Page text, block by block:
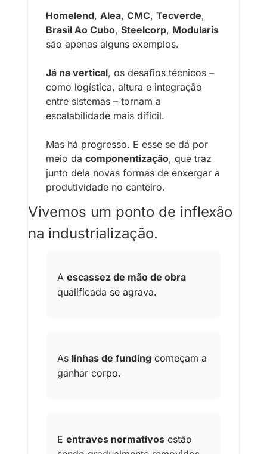
Homelend, Alea, CMC, Tecverde
Brasil Ao Cubo, Steelcorp, Modularis
são apenas alguns exemplos.
Já na vertical, os desafios técnicos –
como logística, altura e integração
entre sistemas – tornam a
escalabilidade mais difícil.
Mas há progresso. E esse se dá por
meio da componentização, que traz
junto dela novas formas de enxergar a
produtividade no canteiro.
Vivemos um ponto de inflexão
na industrialização.
A escassez de mão de obra
qualificada se agrava.
As linhas de funding começam a
ganhar corpo.
E entraves normativos estão